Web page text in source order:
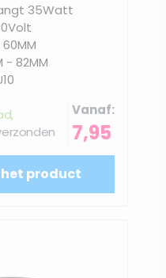
35Watt
- 82MM
Vanaf
7,95
het product